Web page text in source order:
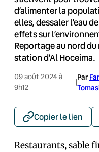
d’alimenter la
elles, dessaler l’eau
effets sur
Reportage au nord
station d’Al Hoceima.
09 août 2024 à
9h12
|
Par
Copier le lien
Restaurants, sable